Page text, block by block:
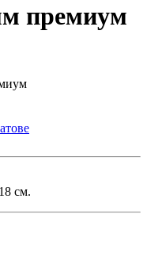
премиум
см.